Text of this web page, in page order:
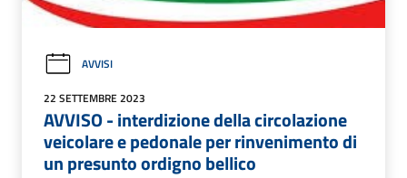
AVVISI
22 SETTEMBRE 2023
AVVISO - interdizione della circolazione
veicolare e pedonale per rinvenimento di
un presunto ordigno bellico